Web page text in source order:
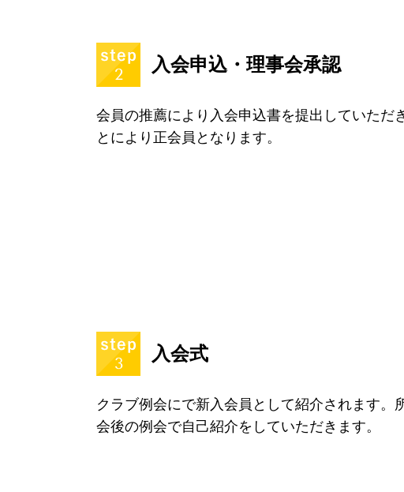
入会申込・理事会承認
会員の推薦により入会申込書を提出していただ
とにより正会員となります。
入会式
クラブ例会にで新入会員として紹介されます。
会後の例会で自己紹介をしていただきます。